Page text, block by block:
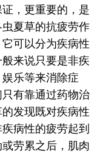
，更重要的，是
夏草的抗疲劳作
可以分为疾病性
来说只要是非疾
乐等来消除症
有靠通过药物治
发现既对疾病性
病性的疲劳起到
劳累之后，肌肉